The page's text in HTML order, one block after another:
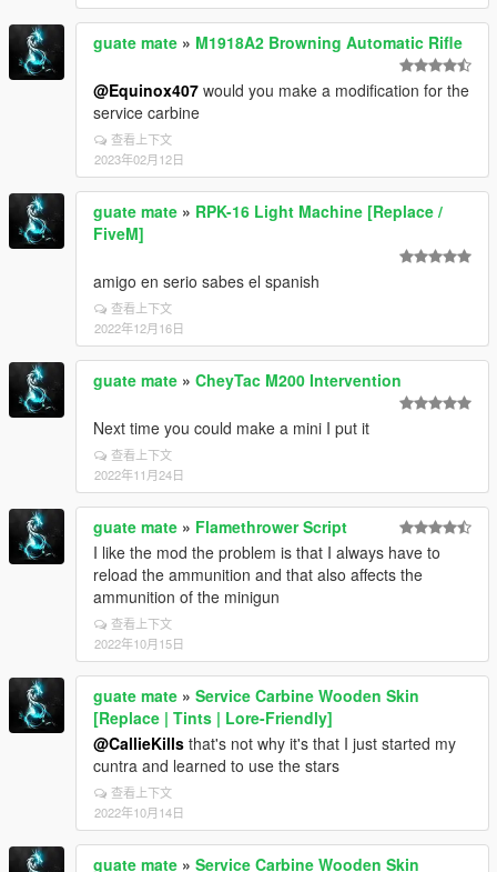
guate mate » M1918A2 Browning Automatic Rifle
@Equinox407 would you make a modification for the
service carbine
查看上下文
2023年02月12日
guate mate » RPK-16 Light Machine [Replace /
FiveM]
amigo en serio sabes el spanish
查看上下文
2022年12月16日
guate mate » CheyTac M200 Intervention
Next time you could make a mini I put it
查看上下文
2022年11月24日
guate mate » Flamethrower Script
I like the mod the problem is that I always have to
reload the ammunition and that also affects the
ammunition of the minigun
查看上下文
2022年10月15日
guate mate » Service Carbine Wooden Skin
[Replace | Tints | Lore-Friendly]
@CallieKills that's not why it's that I just started my
cuntra and learned to use the stars
查看上下文
2022年10月14日
guate mate » Service Carbine Wooden Skin